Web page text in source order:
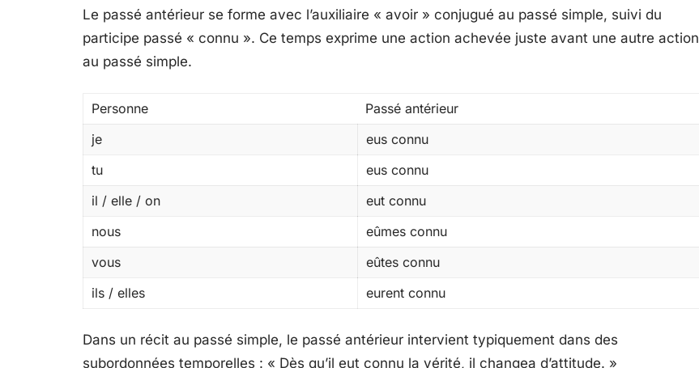
Le passé antérieur se forme avec l’auxiliaire « avoir » conjugué au passé simple, suivi du
participe passé « connu ». Ce temps exprime une action achevée juste avant une autre action
au passé simple.
Personne
Passé antérieur
je
eus connu
tu
eus connu
il / elle / on
eut connu
nous
eûmes connu
vous
eûtes connu
ils / elles
eurent connu
Dans un récit au passé simple, le passé antérieur intervient typiquement dans des
subordonnées temporelles : « Dès qu’il eut connu la vérité, il changea d’attitude. »